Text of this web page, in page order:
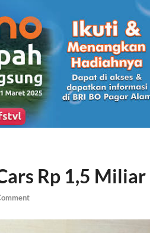
Rp 1,5 Miliar